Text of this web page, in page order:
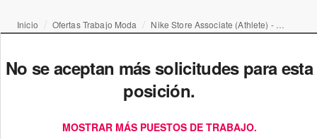
Inicio Ofertas Trabajo Moda
No se aceptan más solicitudes para esta
posición.
MOSTRAR MÁS PUESTOS DE TRABAJO.